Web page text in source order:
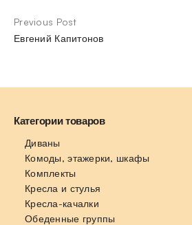
Previous Post
Евгений Капитонов
Категории товаров
Диваны
Комоды, этажерки, шкафы
Комплекты
Кресла и стулья
Кресла-качалки
Обеденные группы